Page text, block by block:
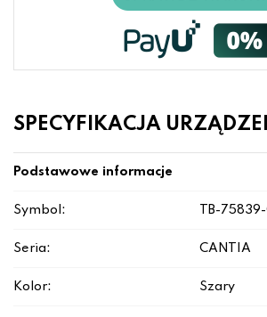
SPECYFIKACJA
Podstawowe informacje
Symbol: TB-
Seria: CANTIA
Kolor: Szary